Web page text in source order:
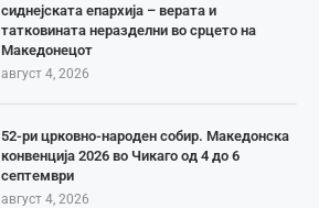
сиднејската епархија – верата и
татковината неразделни во срцето на
Македонецот
август 4, 2026
52-ри црковно-народен собир. Македонска
конвенција 2026 во Чикаго од 4 до 6
септември
август 4, 2026